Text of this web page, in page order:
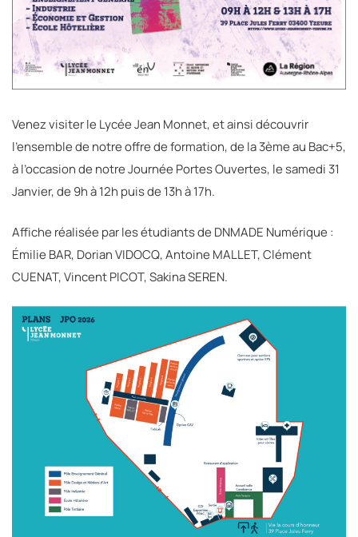
Venez visiter le Lycée Jean Monnet, et ainsi découvrir
l’ensemble de notre offre de formation, de la 3ème au Bac+5,
à l’occasion de notre Journée Portes Ouvertes, le samedi 31
Janvier, de 9h à 12h puis de 13h à 17h.
Affiche réalisée par les étudiants de DNMADE Numérique :
Émilie BAR, Dorian VIDOCQ, Antoine MALLET, Clément
CUENAT, Vincent PICOT, Sakina SEREN.